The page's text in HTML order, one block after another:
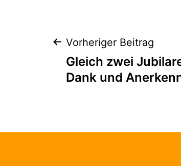
Vorheriger Beitrag
Gleich zwei
Dank und